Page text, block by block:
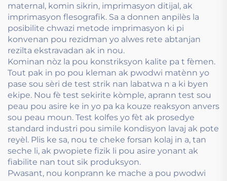
maternal, komin sikrin, imprimasyon ditijal, ak
imprimasyon flesografik. Sa a donnen anpilès la
posibilite chwazi metode imprimasyon ki pi
konvenan pou rezidman yo alwes rete abtanjan
rezilta ekstravadan ak in nou.
Kominan nòz la pou konstriksyon kalite pa t fèmen.
Tout pak in po pou kleman ak pwodwi matènn yo
pase sou sèri de test strik nan labatwa n a ki byen
ekipe. Nou fè test sekirite kòmple, aprann test sou
peau pou asire ke in yo pa ka kouze reaksyon anvers
sou peau moun. Test kolfes yo fèt ak prosedye
standard industri pou simile kondisyon lavaj ak pote
reyèl. Plis ke sa, nou te cheke forsan kolaj in a, tan
seche li, ak pwopiete fizik li pou asire yonant ak
fiabilite nan tout sik produksyon.
Pwasant, nou konprann ke mache a pou pwodwi